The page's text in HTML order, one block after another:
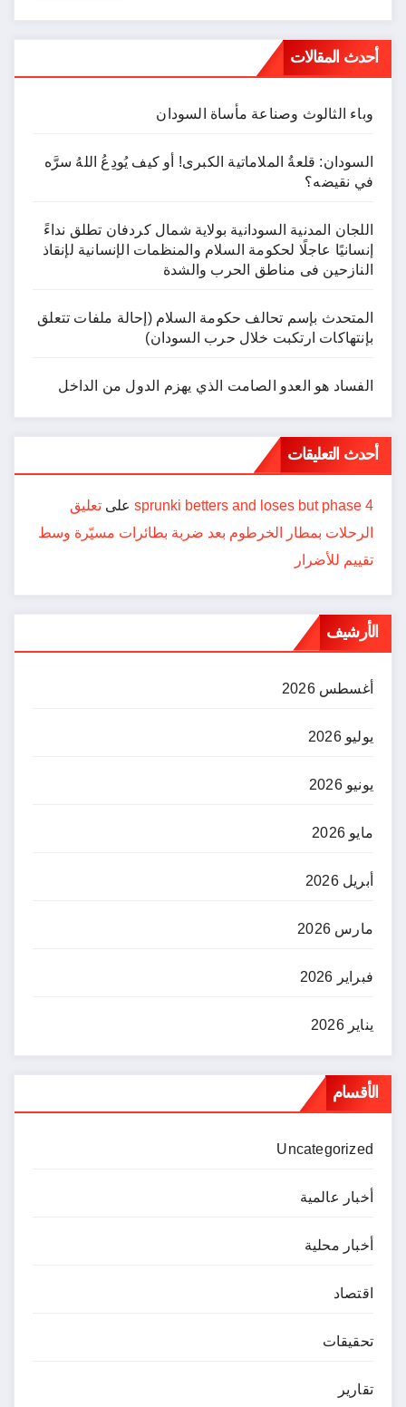
أحدث المقالات
وباء الثالوث وصناعة مأساة السودان
السودان: قلعةُ الملاماتية الكبرى! أو كيف يُودِعُ اللهُ سرَّه
في نقيضه؟
اللجان المدنية السودانية بولاية شمال كردفان تطلق نداءً
إنسانيًا عاجلًا لحكومة السلام والمنظمات الإنسانية لإنقاذ
النازحين فى مناطق الحرب والشدة
المتحدث بإسم تحالف حكومة السلام (إحالة ملفات تتعلق
بإنتهاكات ارتكبت خلال حرب السودان)
الفساد هو العدو الصامت الذي يهزم الدول من الداخل
أحدث التعليقات
sprunki betters and loses but phase 4 على تعليق
الرحلات بمطار الخرطوم بعد ضربة بطائرات مسيّرة وسط
تقييم للأضرار
الأرشيف
أغسطس 2026
يوليو 2026
يونيو 2026
مايو 2026
أبريل 2026
مارس 2026
فبراير 2026
يناير 2026
الأقسام
Uncategorized
أخبار عالمية
أخبار محلية
اقتصاد
تحقيقات
تقارير